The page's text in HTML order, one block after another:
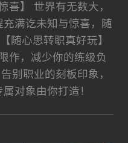
喜】 世界有无数大，
满讫未知与惊喜，随
随心思转职真好玩】
作，减少你的练级负
别职业的刻板印象，
对象由你打造！